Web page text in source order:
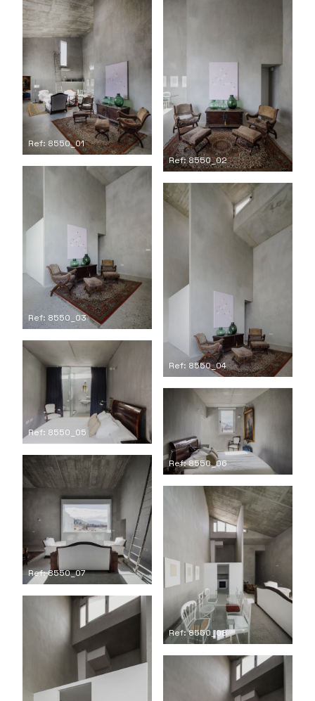
Ref: 8550_01
Ref: 8550_02
Ref: 8550_03
Ref: 8550_04
Ref: 8550_05
Ref: 8550_06
Ref: 8550_07
Ref: 8550_08